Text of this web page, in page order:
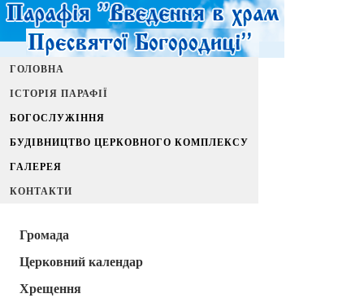
ГОЛОВНА
ІСТОРІЯ ПАРАФІЇ
БОГОСЛУЖІННЯ
БУДІВНИЦТВО ЦЕРКОВНОГО КОМПЛЕКСУ
ГАЛЕРЕЯ
КОНТАКТИ
Громада
Церковний календар
Хрещення